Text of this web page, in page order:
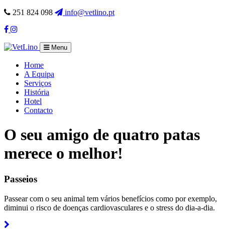
251 824 098 info@vetlino.pt
Facebook
Instagram
Menu
Home
A Equipa
Serviços
História
Hotel
Contacto
O seu amigo de quatro patas
merece o melhor!
Passeios
Passear com o seu animal tem vários benefícios como por exemplo,
diminui o risco de doenças cardiovasculares e o stress do dia-a-dia.